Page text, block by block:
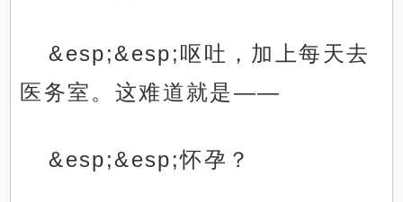
&esp;&esp;呕吐，加上每天去
医务室。这难道就是——
&esp;&esp;怀孕？